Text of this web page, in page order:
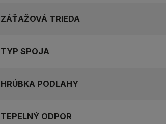
ZÁŤAŽOVÁ TRIEDA
TYP SPOJA
HRÚBKA PODLAHY
TEPELNÝ ODPOR